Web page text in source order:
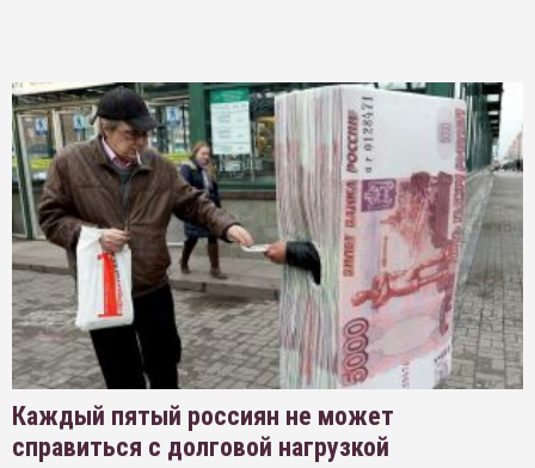
Каждый пятый россиян не может
справиться с долговой нагрузкой